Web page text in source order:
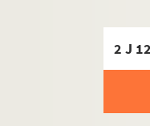
2 J